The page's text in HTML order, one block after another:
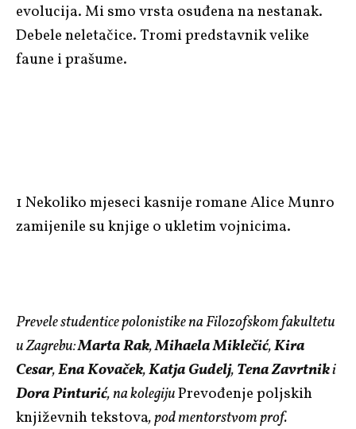
evolucija. Mi smo vrsta osuđena na nestanak.
Debele neletačice. Tromi predstavnik velike
faune i prašume.
1 Nekoliko mjeseci kasnije romane Alice Munro
zamijenile su knjige o ukletim vojnicima.
Prevele studentice polonistike na Filozofskom fakultetu
u Zagrebu:Marta Rak,Mihaela Miklečić,Kira
Cesar,Ena Kovaček,Katja Gudelj,Tena Zavrtniki
Dora Pinturić, na kolegijuPrevođenje poljskih
književnih tekstova, pod mentorstvom prof.